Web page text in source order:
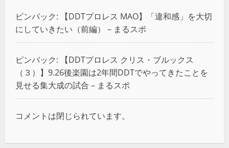
ピンバック:
【DDTプロレス MAO】「違和感」を大切
にしていきたい（前編） – まるスポ
ピンバック:
【DDTプロレス クリス・ブルックス
（３）】9.26後楽園は2年間DDTでやってきたことを
見せる集大成の試合 – まるスポ
コメントは閉じられています。